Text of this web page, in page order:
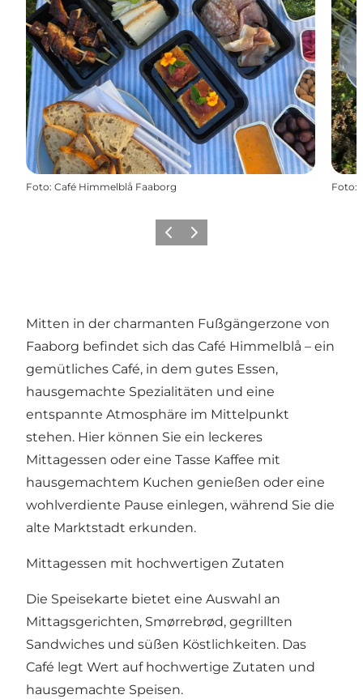
Foto: Café Himmelblå Faaborg Foto:
Vorherige Folie
Nächste Folie
Mitten in der charmanten Fußgängerzone von
Faaborg befindet sich das Café Himmelblå – ein
gemütliches Café, in dem gutes Essen,
hausgemachte Spezialitäten und eine
entspannte Atmosphäre im Mittelpunkt
stehen. Hier können Sie ein leckeres
Mittagessen oder eine Tasse Kaffee mit
hausgemachtem Kuchen genießen oder eine
wohlverdiente Pause einlegen, während Sie die
alte Marktstadt erkunden.
Mittagessen mit hochwertigen Zutaten
Die Speisekarte bietet eine Auswahl an
Mittagsgerichten, Smørrebrød, gegrillten
Sandwiches und süßen Köstlichkeiten. Das
Café legt Wert auf hochwertige Zutaten und
hausgemachte Speisen.